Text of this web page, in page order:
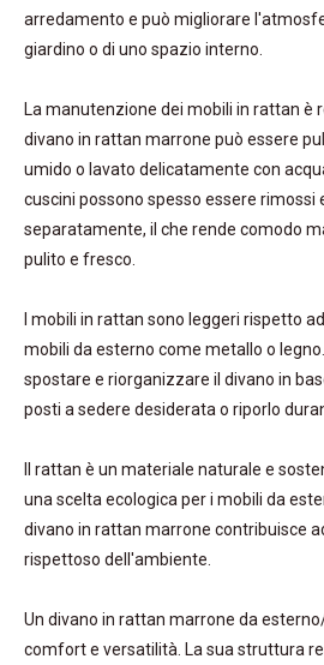
arredamento e può migliorare
giardino o di uno spazio interno.
La manutenzione dei mobili in rattan è
divano in rattan marrone può essere
umido o lavato delicatamente con
cuscini possono spesso essere rimossi
separatamente, il che rende comodo
pulito e fresco.
I mobili in rattan sono leggeri rispetto
mobili da esterno come metallo o
spostare e riorganizzare il divano in
posti a sedere desiderata o riporlo
Il rattan è un materiale naturale e
una scelta ecologica per i mobili da
divano in rattan marrone contribuisce
rispettoso dell'ambiente.
Un divano in rattan marrone da
comfort e versatilità. La sua struttura